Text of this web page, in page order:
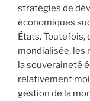
stratégies de
économiques
États. Toutefois,
mondialisée, les
la souveraineté
relativement
gestion de la